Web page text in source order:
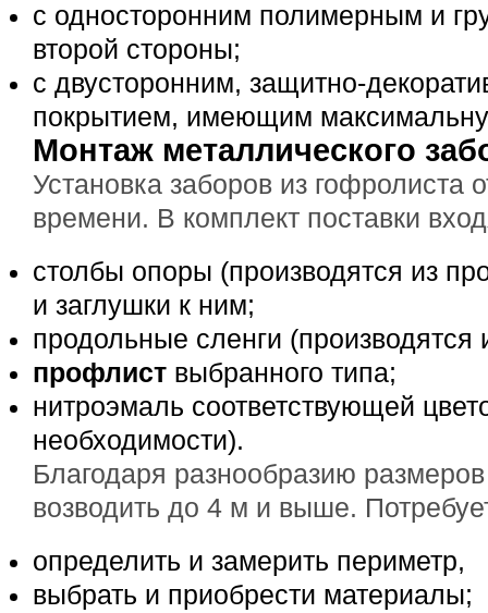
с односторонним полимерным и
второй стороны;
с двусторонним, защитно-
покрытием, имеющим
Монтаж металлического
Установка заборов из гофролиста
времени. В комплект поставки
столбы опоры (производятся из
и заглушки к ним;
продольные сленги
профлист выбранного типа;
нитроэмаль соответствующей
необходимости).
Благодаря разнообразию
возводить до 4 м и выше.
определить и замерить периметр,
выбрать и приобрести материалы;